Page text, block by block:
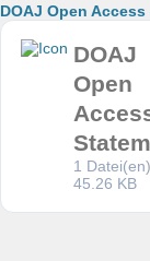
DOAJ Open
DOAJ
Open
1 Datei(en)
45.26 KB